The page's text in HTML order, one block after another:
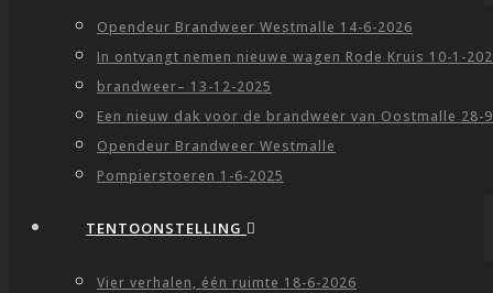
Opendeur Brandweer Westmalle 14-6-2026
In ontvangt nemen nieuwe wagen Rode Kruis 10-1-
brandweer– 13-12-2025
Een nieuw dak voor de brandweer van Oostmalle 28-
Opendeur Brandweer Westmalle
Pompierstoeren 1-6-2025
TENTOONSTELLING
Vier verhalen, één ruimte 18-6-2026